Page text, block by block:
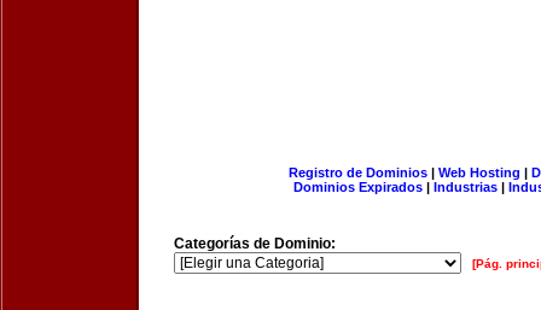
Registro de Dominios| Web Hosting |
Dominios Expirados | Industrias |
Categorías de Dominio:
[Pág.